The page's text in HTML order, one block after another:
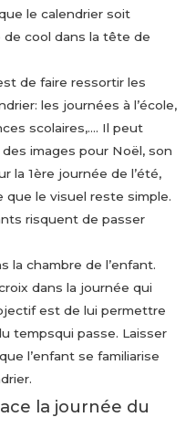
le calendrier soit
cool dans la tête de
de faire ressortir les
les journées à l’école,
scolaires,…. Il peut
images pour Noël, son
la 1ère journée de l’été,
le visuel reste simple.
risquent de passer
la chambre de l’enfant.
dans la journée qui
est de lui permettre
tempsqui passe. Laisser
l’enfant se familiarise
la journée du